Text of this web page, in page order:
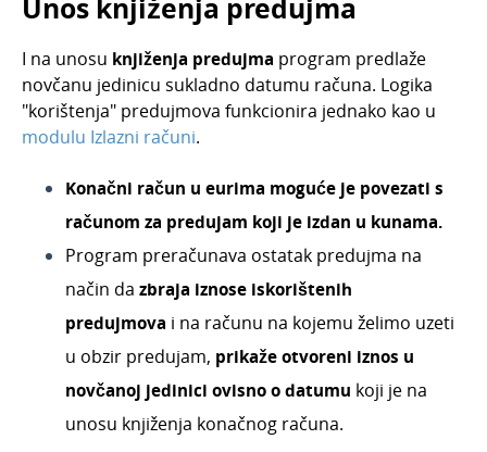
Unos knjiženja predujma
I na unosu knjiženja predujma program predlaže
novčanu jedinicu sukladno datumu računa. Logika
"korištenja" predujmova funkcionira jednako kao u
modulu Izlazni računi.
Konačni račun u eurima moguće je povezati s
računom za predujam koji je izdan u kunama.
Program preračunava ostatak predujma na
način da zbraja iznose iskorištenih
predujmova i na računu na kojemu želimo uzeti
u obzir predujam, prikažeotvoreni iznos u
novčanoj jedinici ovisno o datumu koji je na
unosu knjiženja konačnog računa.